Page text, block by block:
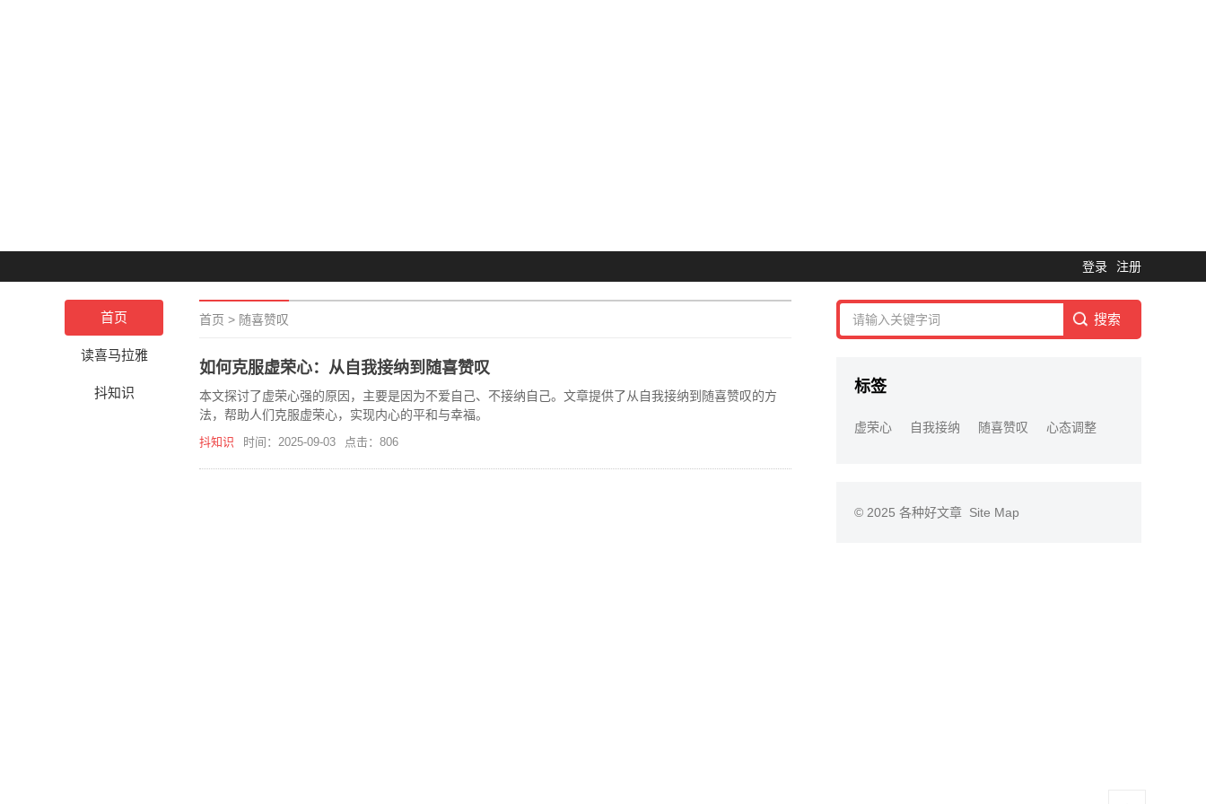
登录 注册
首页
读喜马拉雅
抖知识
首页 > 随喜赞叹
如何克服虚荣心：从自我接纳到随喜赞叹
本文探讨了虚荣心强的原因，主要是因为不爱自己、不接纳自己。文章提供了从自我接纳到随喜赞叹的方
法，帮助人们克服虚荣心，实现内心的平和与幸福。
抖知识 时间：2025-09-03 点击：806
标签
虚荣心 自我接纳 随喜赞叹 心态调整
© 2025 各种好文章 Site Map